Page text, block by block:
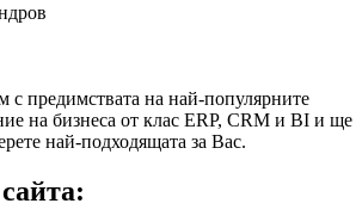
с предимствата на най-популярните
на бизнеса от клас ERP, CRM и BI и ще
най-подходящата за Вас.